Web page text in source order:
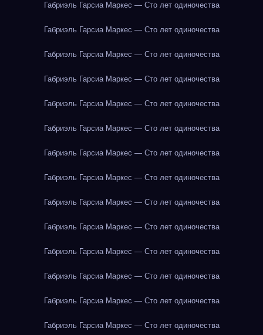
Габриэль Гарсиа Маркес — Сто лет одиночества
Габриэль Гарсиа Маркес — Сто лет одиночества
Габриэль Гарсиа Маркес — Сто лет одиночества
Габриэль Гарсиа Маркес — Сто лет одиночества
Габриэль Гарсиа Маркес — Сто лет одиночества
Габриэль Гарсиа Маркес — Сто лет одиночества
Габриэль Гарсиа Маркес — Сто лет одиночества
Габриэль Гарсиа Маркес — Сто лет одиночества
Габриэль Гарсиа Маркес — Сто лет одиночества
Габриэль Гарсиа Маркес — Сто лет одиночества
Габриэль Гарсиа Маркес — Сто лет одиночества
Габриэль Гарсиа Маркес — Сто лет одиночества
Габриэль Гарсиа Маркес — Сто лет одиночества
Габриэль Гарсиа Маркес — Сто лет одиночества